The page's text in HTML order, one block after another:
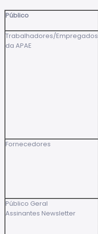
Público
Trabalhadores/Empregados
da APAE
Fornecedores
Público Geral
Assinantes Newsletter